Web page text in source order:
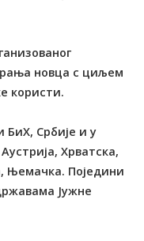
новца с циљем
користи.
БиХ, Србије и у
Хрватска,
Њемачка. Поједини
Јужне